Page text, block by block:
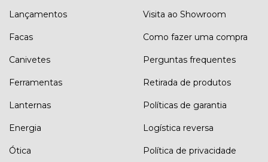
Lançamentos
Facas
Canivetes
Ferramentas
Lanternas
Energia
Ótica
Visita ao Showroom
Como fazer uma compra
Perguntas frequentes
Retirada de produtos
Políticas de garantia
Logística reversa
Política de privacidade